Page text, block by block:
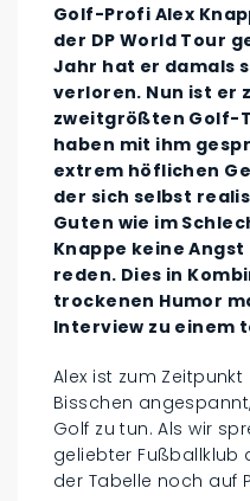
Golf-Profi Alex
der DP World Tour
Jahr hat er damals
verloren. Nun ist er
zweitgrößten Golf-
haben mit ihm
extrem höflichen
der sich selbst
Guten wie im
Knappe keine
reden. Dies in
trockenen Humor
Interview zu einem
Alex ist zum
Bisschen
Golf zu tun. Als wir
geliebter Fußballklub
der Tabelle noch auf